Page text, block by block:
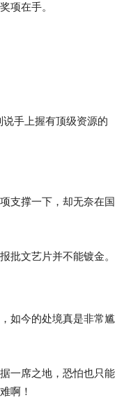
项在手。
手上握有顶级资源的
支撑一下，却无奈在国
批文艺片并不能镀金。
如今的处境真是非常尴
一席之地，恐怕也只能
啊！